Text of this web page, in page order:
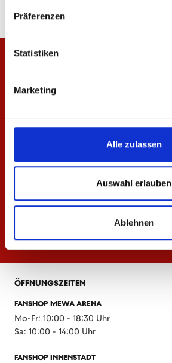
Präferenzen
Statistiken
Marketing
Alle zulassen
Auswahl erlauben
Ablehnen
ÖFFNUNGSZEITEN
FANSHOP MEWA ARENA
Mo-Fr: 10:00 - 18:30 Uhr
Sa: 10:00 - 14:00 Uhr
FANSHOP INNENSTADT